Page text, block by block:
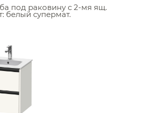
под раковину с 2-мя ящ.
белый супермат.